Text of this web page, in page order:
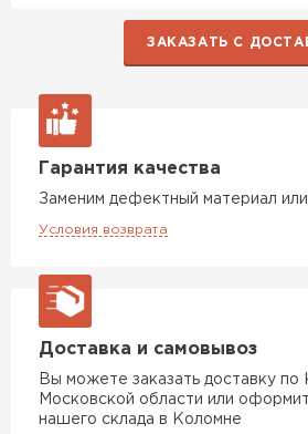
ЗАКАЗАТЬ С
Гарантия качества
Заменим дефектный материал
Условия возврата
Доставка и самовывоз
Вы можете заказать доставку по
Московской области или
нашего склада в Коломне
ПЕРЕЙТИ
Утеплитель
Утеплитель
ПЕРЕЙТИ